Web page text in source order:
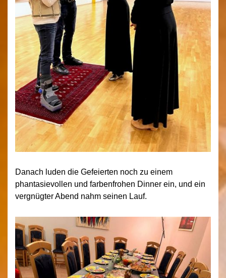
Danach luden die Gefeierten noch zu einem
phantasievollen und farbenfrohen Dinner ein, und ein
vergnügter Abend nahm seinen Lauf.